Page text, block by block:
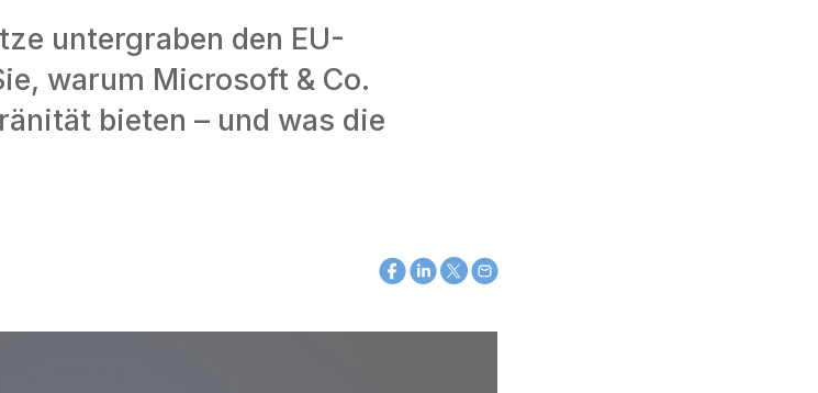
untergraben den EU-
warum Microsoft & Co.
bieten – und was die